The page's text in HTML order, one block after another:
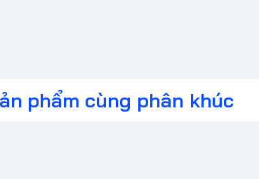
phẩm cùng phân khúc